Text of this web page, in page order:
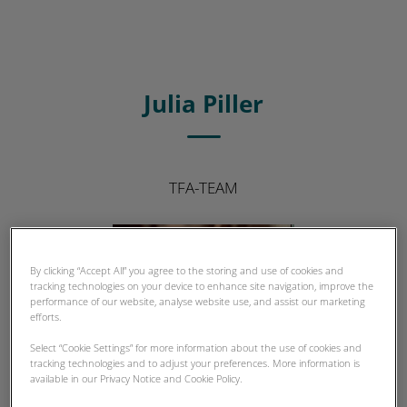
Julia Piller
TFA-TEAM
By clicking “Accept All” you agree to the storing and use of cookies and
tracking technologies on your device to enhance site navigation, improve the
performance of our website, analyse website use, and assist our marketing
efforts.
Select “Cookie Settings” for more information about the use of cookies and
tracking technologies and to adjust your preferences. More information is
available in our Privacy Notice and Cookie Policy.